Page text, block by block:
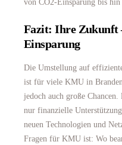
von CO2-Einsparung bis
Fazit: Ihre Zukunft
Einsparung
Die Umstellung auf
ist für viele KMU in
jedoch auch große
nur finanzielle
neuen Technologien und
Fragen für KMU ist: Wo